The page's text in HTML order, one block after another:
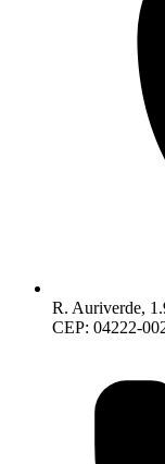
R. Auriverde,
CEP: 04222-